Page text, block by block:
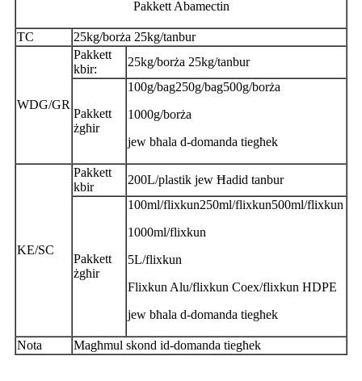
Pakkett Abamectin
TC 25kg/borża 25kg/tanbur
WDG/GR
Pakkett
kbir:
25kg/borża 25kg/tanbur
Pakkett
żgħir
100g/bag250g/bag500g/borża
1000g/borża
jew bħala d-domanda tiegħek
KE/SC
Pakkett
kbir
200L/plastik jew Ħadid tanbur
Pakkett
żgħir
100ml/flixkun250ml/flixkun500ml/flixkun
1000ml/flixkun
5L/flixkun
Flixkun Alu/flixkun Coex/flixkun HDPE
jew bħala d-domanda tiegħek
Nota Magħmul skond id-domanda tiegħek